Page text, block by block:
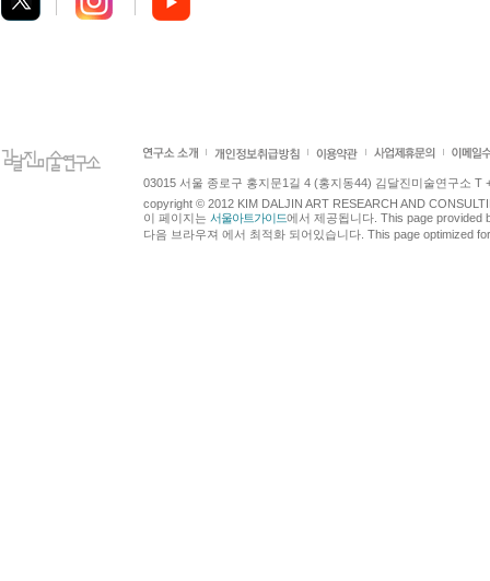
03015 서울 종로구 홍지문1길 4 (홍지동44) 김달진미술연구소 T
copyright © 2012 KIM DALJIN ART RESEARCH AND
이 페이지는 서울아트가이드에서 제공됩니다. This page provided
다음 브라우져 에서 최적화 되어있습니다. This page optimized